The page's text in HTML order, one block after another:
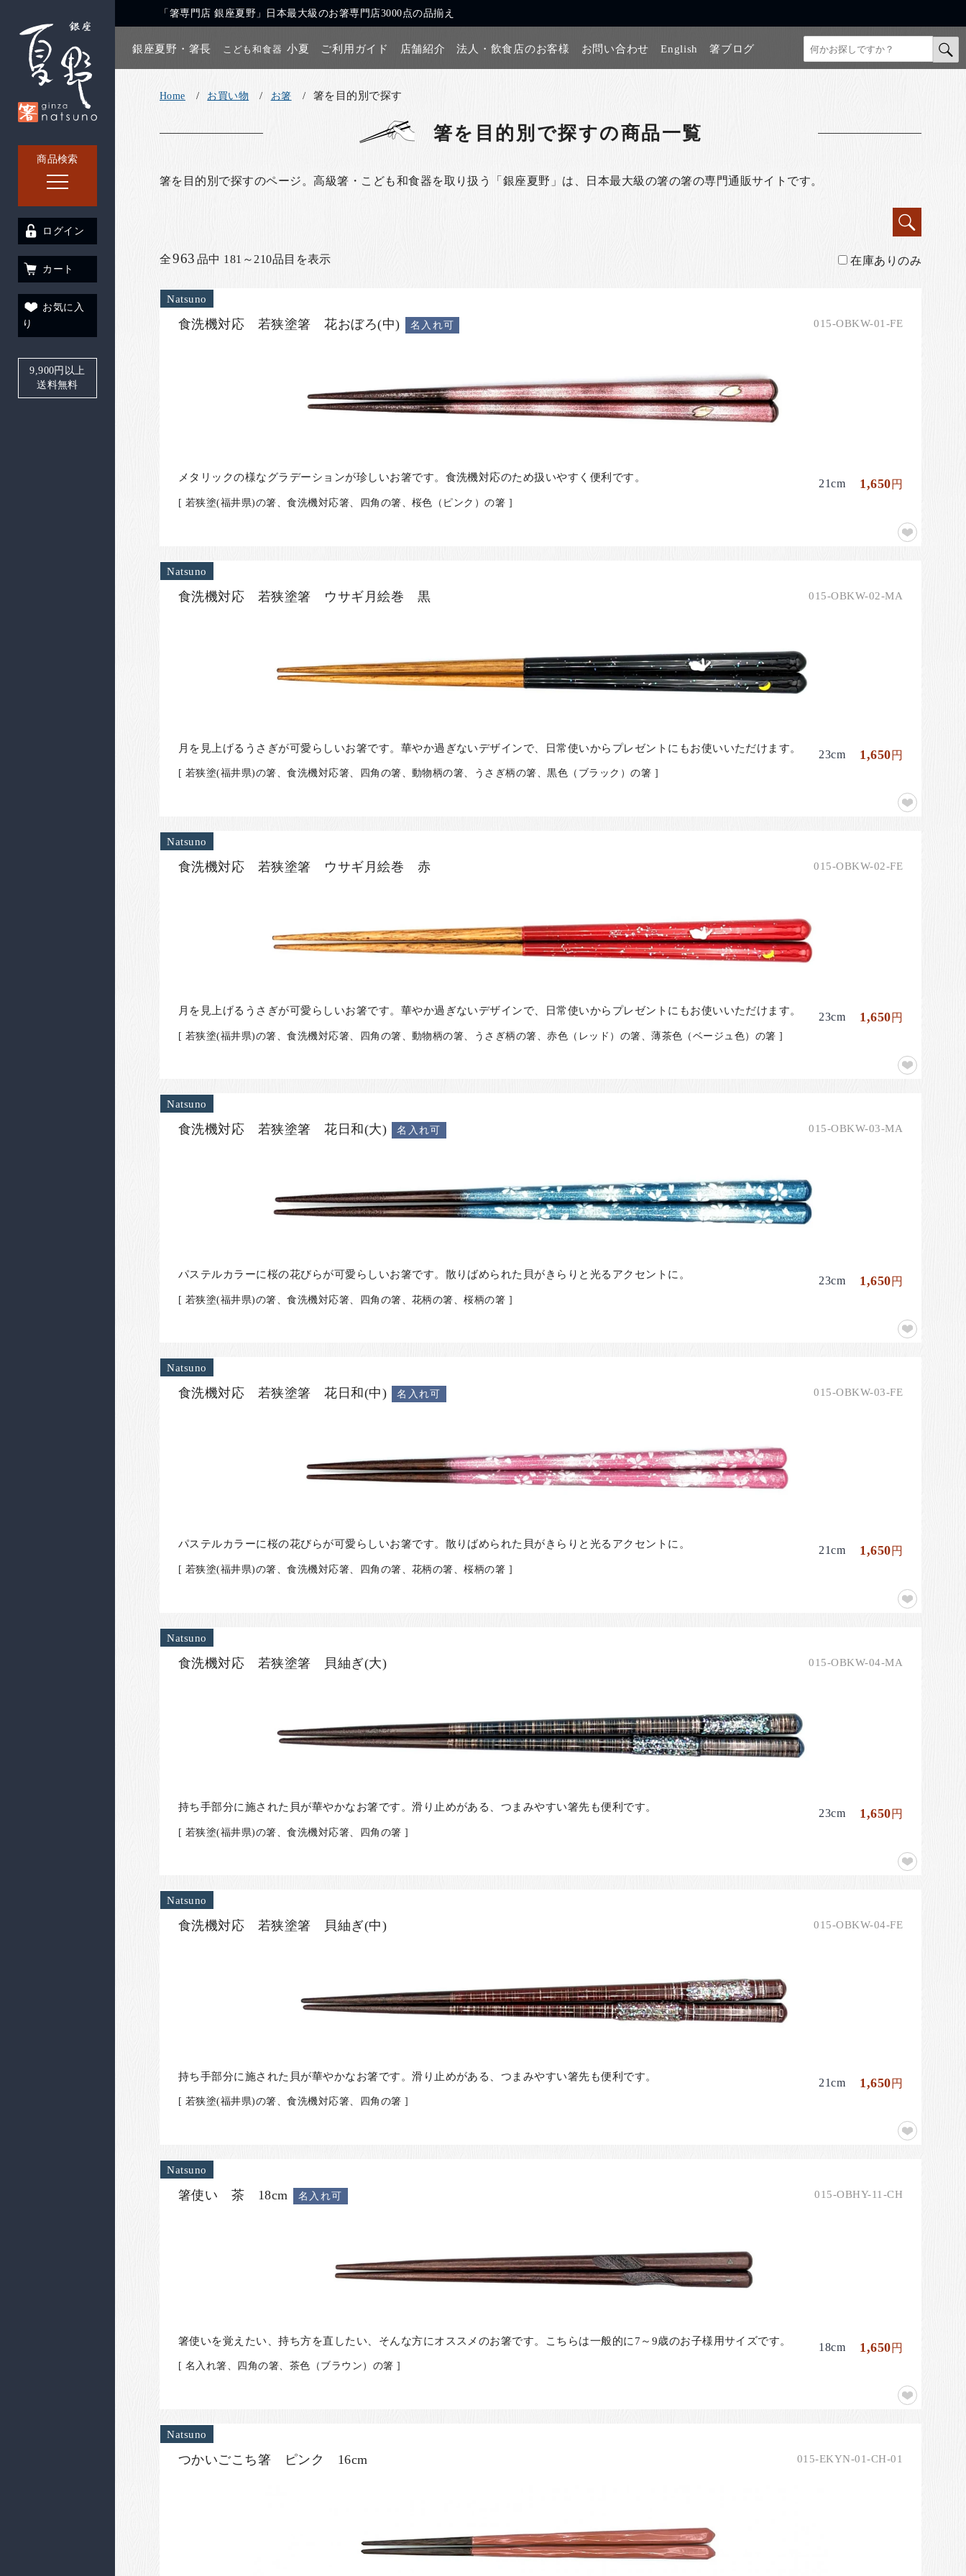
商品検索
「箸専門店 銀座夏野」日本最大級のお箸専門店3000点の品揃え
銀座夏野・箸長 こども和食器 小夏 ご利用ガイド 店舗紹介 法人・飲食店のお客様 お問い合わせ English 箸ブログ
ログイン
カート
お気に入
り
9,900円以上
送料無料
Home お買い物 お箸 箸を目的別で探す
箸を目的別で探すの商品一覧
箸を目的別で探すのページ。高級箸・こども和食器を取り扱う「銀座夏野」は、日本最大級の箸の箸の専門通販サイトです。
全963 品中 181～210品目を表示 在庫ありのみ
Natsuno
食洗機対応 若狭塗箸 花おぼろ(中) 名入れ可 015-OBKW-01-FE
メタリックの様なグラデーションが珍しいお箸です。食洗機対応のため扱いやすく便利です。
[ 若狭塗(福井県)の箸、食洗機対応箸、四角の箸、桜色（ピンク）の箸 ]
21cm 1,650円
Natsuno
食洗機対応 若狭塗箸 ウサギ月絵巻 黒 015-OBKW-02-MA
月を見上げるうさぎが可愛らしいお箸です。華やか過ぎないデザインで、日常使いからプレゼントにもお使いいただけます。
[ 若狭塗(福井県)の箸、食洗機対応箸、四角の箸、動物柄の箸、うさぎ柄の箸、黒色（ブラック）の箸 ]
23cm 1,650円
Natsuno
食洗機対応 若狭塗箸 ウサギ月絵巻 赤 015-OBKW-02-FE
月を見上げるうさぎが可愛らしいお箸です。華やか過ぎないデザインで、日常使いからプレゼントにもお使いいただけます。
[ 若狭塗(福井県)の箸、食洗機対応箸、四角の箸、動物柄の箸、うさぎ柄の箸、赤色（レッド）の箸、薄茶色（ベージュ色）の箸 ]
23cm 1,650円
Natsuno
食洗機対応 若狭塗箸 花日和(大) 名入れ可 015-OBKW-03-MA
パステルカラーに桜の花びらが可愛らしいお箸です。散りばめられた貝がきらりと光るアクセントに。
[ 若狭塗(福井県)の箸、食洗機対応箸、四角の箸、花柄の箸、桜柄の箸 ]
23cm 1,650円
Natsuno
食洗機対応 若狭塗箸 花日和(中) 名入れ可 015-OBKW-03-FE
パステルカラーに桜の花びらが可愛らしいお箸です。散りばめられた貝がきらりと光るアクセントに。
[ 若狭塗(福井県)の箸、食洗機対応箸、四角の箸、花柄の箸、桜柄の箸 ]
21cm 1,650円
Natsuno
食洗機対応 若狭塗箸 貝紬ぎ(大) 015-OBKW-04-MA
持ち手部分に施された貝が華やかなお箸です。滑り止めがある、つまみやすい箸先も便利です。
[ 若狭塗(福井県)の箸、食洗機対応箸、四角の箸 ]
23cm 1,650円
Natsuno
食洗機対応 若狭塗箸 貝紬ぎ(中) 015-OBKW-04-FE
持ち手部分に施された貝が華やかなお箸です。滑り止めがある、つまみやすい箸先も便利です。
[ 若狭塗(福井県)の箸、食洗機対応箸、四角の箸 ]
21cm 1,650円
Natsuno
箸使い 茶 18cm 名入れ可 015-OBHY-11-CH
箸使いを覚えたい、持ち方を直したい、そんな方にオススメのお箸です。こちらは一般的に7～9歳のお子様用サイズです。
[ 名入れ箸、四角の箸、茶色（ブラウン）の箸 ]
18cm 1,650円
Natsuno
つかいごこち箸 ピンク 16cm 015-EKYN-01-CH-01